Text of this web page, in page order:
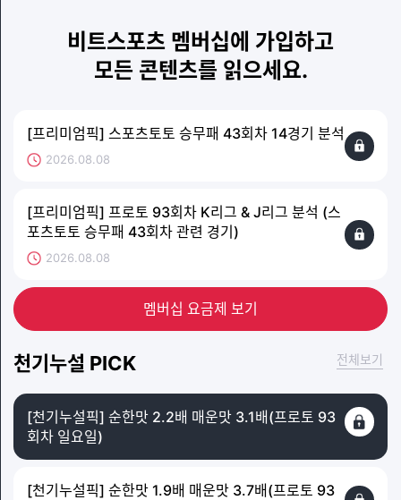
비트스포츠 멤버십에 가입하고
모든 콘텐츠를 읽으세요.
[프리미엄픽] 스포츠토토 승무패 43회차 14경기 분석
2026.08.08
[프리미엄픽] 프로토 93회차 K리그 & J리그 분석 (스
포츠토토 승무패 43회차 관련 경기)
2026.08.08
멤버십 요금제 보기
천기누설 PICK 전체보기
[천기누설픽] 순한맛 2.2배 매운맛 3.1배(프로토 93
회차 일요일)
[천기누설픽] 순한맛 1.9배 매운맛 3.7배(프로토 93